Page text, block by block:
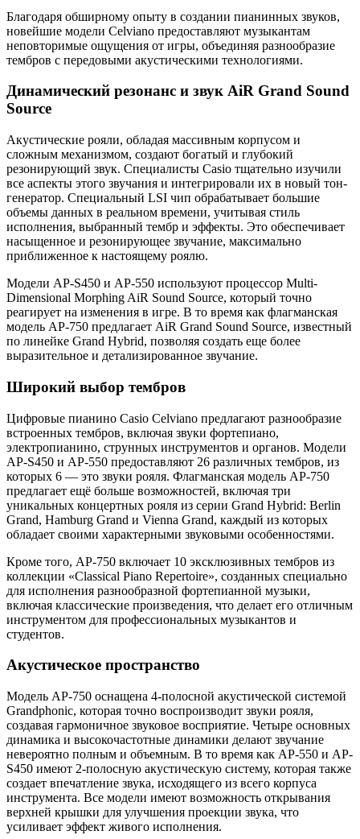
Благодаря обширному опыту в создании пианинных звуков,
новейшие модели Celviano предоставляют музыкантам
неповторимые ощущения от игры, объединяя разнообразие
тембров с передовыми акустическими технологиями.
Динамический резонанс и звук AiR Grand Sound
Source
Акустические рояли, обладая массивным корпусом и
сложным механизмом, создают богатый и глубокий
резонирующий звук. Специалисты Casio тщательно изучили
все аспекты этого звучания и интегрировали их в новый тон-
генератор. Специальный LSI чип обрабатывает большие
объемы данных в реальном времени, учитывая стиль
исполнения, выбранный тембр и эффекты. Это обеспечивает
насыщенное и резонирующее звучание, максимально
приближенное к настоящему роялю.
Модели AP-S450 и AP-550 используют процессор Multi-
Dimensional Morphing AiR Sound Source, который точно
реагирует на изменения в игре. В то время как флагманская
модель AP-750 предлагает AiR Grand Sound Source, известный
по линейке Grand Hybrid, позволяя создать еще более
выразительное и детализированное звучание.
Широкий выбор тембров
Цифровые пианино Casio Celviano предлагают разнообразие
встроенных тембров, включая звуки фортепиано,
электропианино, струнных инструментов и органов. Модели
AP-S450 и AP-550 предоставляют 26 различных тембров, из
которых 6 — это звуки рояля. Флагманская модель AP-750
предлагает ещё больше возможностей, включая три
уникальных концертных рояля из серии Grand Hybrid: Berlin
Grand, Hamburg Grand и Vienna Grand, каждый из которых
обладает своими характерными звуковыми особенностями.
Кроме того, AP-750 включает 10 эксклюзивных тембров из
коллекции «Classical Piano Repertoire», созданных специально
для исполнения разнообразной фортепианной музыки,
включая классические произведения, что делает его отличным
инструментом для профессиональных музыкантов и
студентов.
Акустическое пространство
Модель AP-750 оснащена 4-полосной акустической системой
Grandphonic, которая точно воспроизводит звуки рояля,
создавая гармоничное звуковое восприятие. Четыре основных
динамика и высокочастотные динамики делают звучание
невероятно полным и объемным. В то время как AP-550 и AP-
S450 имеют 2-полосную акустическую систему, которая также
создает впечатление звука, исходящего из всего корпуса
инструмента. Все модели имеют возможность открывания
верхней крышки для улучшения проекции звука, что
усиливает эффект живого исполнения.